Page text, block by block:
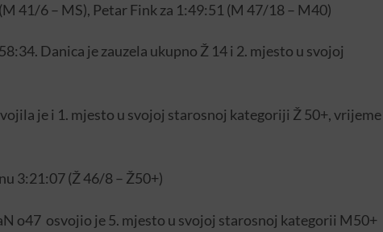
M 41/6 – MS), Petar Fink za 1:49:51 (M 47/18 – M40)
Danica je zauzela ukupno Ž 14i 2. mjesto u svojoj
je i 1. mjesto u svojoj starosnoj kategoriji Ž 50+, vrijeme
3:21:07 (Ž46/8 – Ž50+)
o47 osvojio je 5. mjesto u svojoj starosnoj kategorii M50+